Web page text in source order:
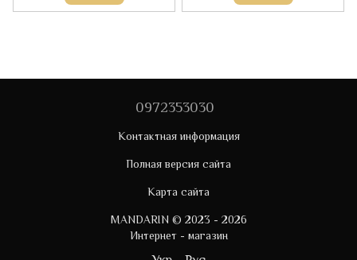
0972353030
Контактная информация
Полная версия сайта
Карта сайта
MANDARIN © 2023 - 2026
Интернет - магазин